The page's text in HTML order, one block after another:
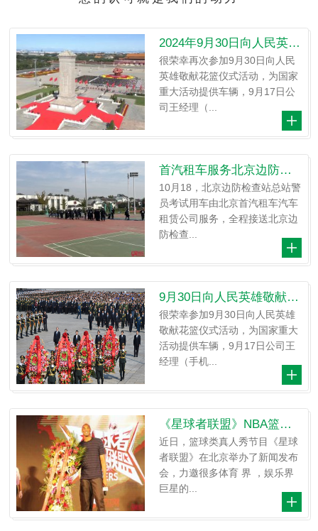
2024年9月30日向人民英雄敬献花篮仪式提供
很荣幸再次参加9月30日向人民
英雄敬献花篮仪式活动，为国家
重大活动提供车辆，9月17日公
司王经理（...
首汽租车服务北京边防检查站总站警员考
10月18，北京边防检查站总站警
员考试用车由北京首汽租车汽车
租赁公司服务，全程接送北京边
防检查...
9月30日向人民英雄敬献花篮仪式提供车辆
很荣幸参加9月30日向人民英雄
敬献花篮仪式活动，为国家重大
活动提供车辆，9月17日公司王
经理（手机...
《星球者联盟》NBA篮球巨星科比来啦，首
近日，篮球类真人秀节目《星球
者联盟》在北京举办了新闻发布
会，力邀很多体育 界 ，娱乐界
巨星的...